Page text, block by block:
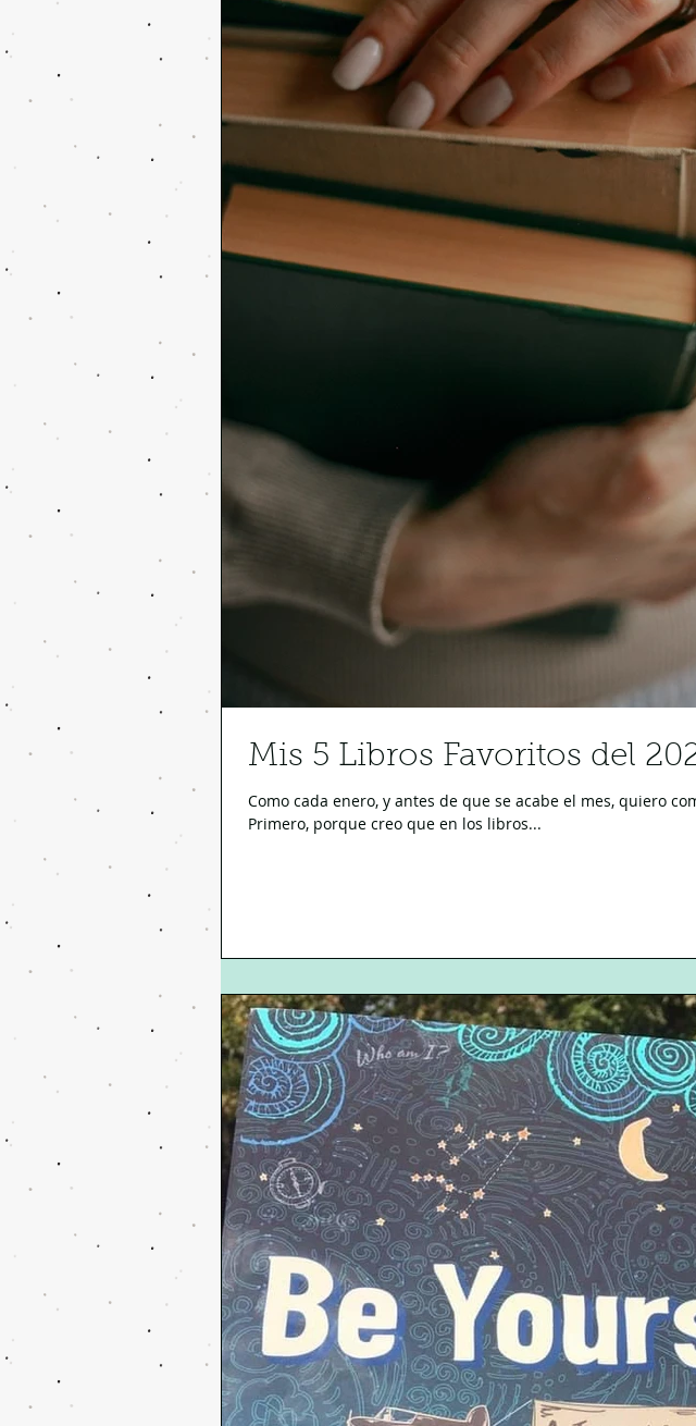
Mis 5 Libros Favoritos del
Como cada enero, y antes de que se acabe el mes, quiero
Primero, porque creo que en los libros...